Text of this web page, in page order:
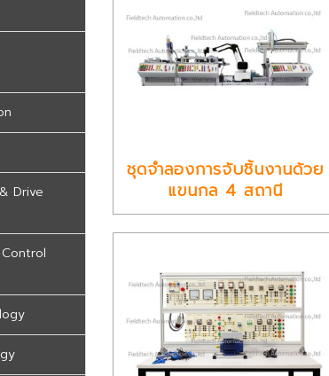
Drive
ชุดจำลองการจับชิ้นงานด้วย
แขนกล 4 สถานี